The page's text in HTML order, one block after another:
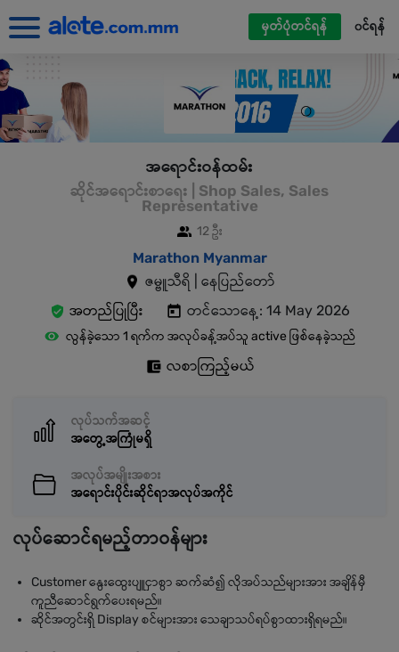
မှတ်ပုံတင်ရန် ၀င်ရန်
အရောင်းဝန်ထမ်း
ဆိုင်အရောင်းစာရေး | Shop Sales, Sales
Representative
12 ဦး
Marathon Myanmar
ဇမ္ဗူသီရိ | နေပြည်တော်
အတည်ပြုပြီး
တင်သောနေ့: 14 May 2026
လွန်ခဲ့သော 1 ရက်က အလုပ်ခန့်အပ်သူ active ဖြစ်နေခဲ့သည်
လစာကြည့်မယ်
လုပ်သက်အဆင့်
အတွေ့အကြုံမရှိ
အလုပ်အမျိုးအစား
အရောင်းပိုင်းဆိုင်ရာအလုပ်အကိုင်
လုပ်ဆောင်ရမည့်တာဝန်များ
Customer နွေးထွေးပျူငှာစွာ ဆက်ဆံ၍ လိုအပ်သည်များအား အချိန်မှီ
ကူညီဆောင်ရွက်ပေးရမည်။
ဆိုင်အတွင်းရှိ Display စင်များအား သေချာသပ်ရပ်စွာထားရှိရမည်။